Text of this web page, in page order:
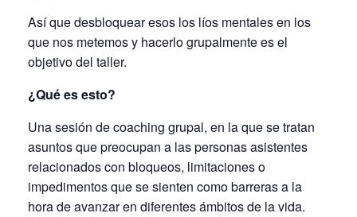
Así que desbloquear esos los líos mentales en los
que nos metemos y hacerlo grupalmente es el
objetivo del taller.
¿Qué es esto?
Una sesión de coaching grupal, en la que se tratan
asuntos que preocupan a las personas asistentes
relacionados con bloqueos, limitaciones o
impedimentos que se sienten como barreras a la
hora de avanzar en diferentes ámbitos de la vida.